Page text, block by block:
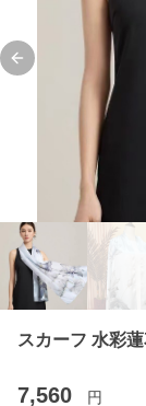
Previous slide
スカーフ 水彩
7,560 円